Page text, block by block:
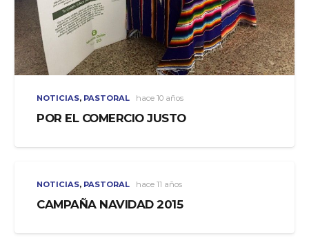
NOTICIAS, PASTORAL hace 10 años
POR EL COMERCIO JUSTO
NOTICIAS, PASTORAL hace 11 años
CAMPAÑA NAVIDAD 2015